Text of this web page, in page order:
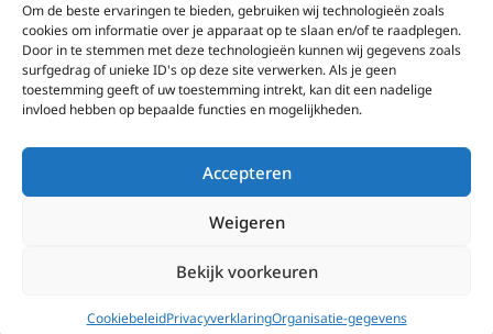
Om de beste ervaringen te bieden, gebruiken wij technologieën zoals
cookies om informatie over je apparaat op te slaan en/of te raadplegen.
Door in te stemmen met deze technologieën kunnen wij gegevens zoals
surfgedrag of unieke ID's op deze site verwerken. Als je geen
toestemming geeft of uw toestemming intrekt, kan dit een nadelige
invloed hebben op bepaalde functies en mogelijkheden.
Accepteren
Weigeren
Bekijk voorkeuren
CookiebeleidPrivacyverklaringOrganisatie-gegevens
EWTN-Team
Organisatiegegevens
Doneren
EWTN wordt uitsluitend gefinancierd door uw donaties.
Wij ontvangen bewust geen advertentie-inkomsten of
Landen |Cookies|Privacyverklaring